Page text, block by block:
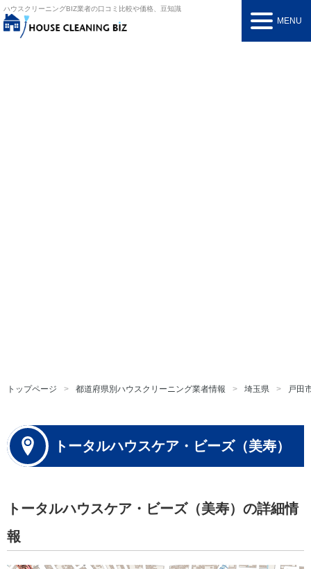
ハウスクリーニングBIZ業者の口コミ比較や価格、豆知識
MENU
トップページ 都道府県別ハウスクリーニング業者情報 埼玉県 戸田
トータルハウスケア・ビーズ（美寿）
トータルハウスケア・ビーズ（美寿）の詳細情
報